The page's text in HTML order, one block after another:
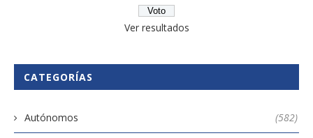
Ver resultados
CATEGORÍAS
Autónomos (582)